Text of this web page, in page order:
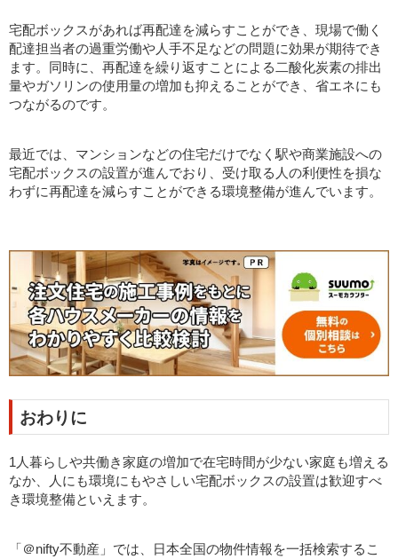
宅配ボックスがあれば再配達を減らすことができ、現場で働く
配達担当者の過重労働や人手不足などの問題に効果が期待でき
ます。同時に、再配達を繰り返すことによる二酸化炭素の排出
量やガソリンの使用量の増加も抑えることができ、省エネにも
つながるのです。
最近では、マンションなどの住宅だけでなく駅や商業施設への
宅配ボックスの設置が進んでおり、受け取る人の利便性を損な
わずに再配達を減らすことができる環境整備が進んでいます。
おわりに
1人暮らしや共働き家庭の増加で在宅時間が少ない家庭も増える
なか、人にも環境にもやさしい宅配ボックスの設置は歓迎すべ
き環境整備といえます。
「＠nifty不動産」では、日本全国の物件情報を一括検索するこ